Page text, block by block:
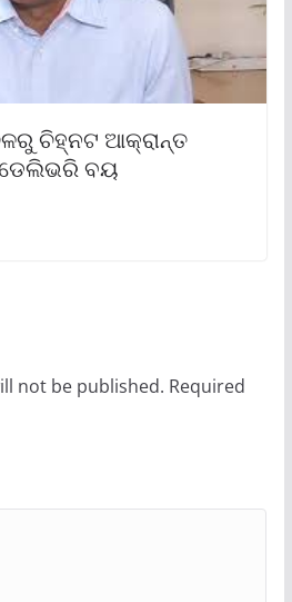
ଚିହ୍ନଟ ଆକ୍ରାନ୍ତ
ବୟ
not be published. Required